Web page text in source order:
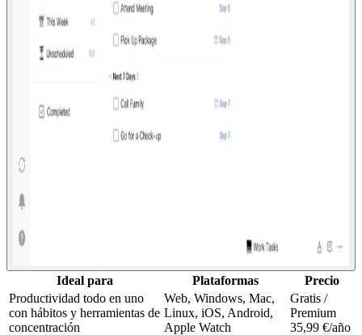
Ideal para Plataformas
Precio
Productividad todo en uno
con hábitos y herramientas de
concentración
Web, Windows, Mac,
Linux, iOS, Android,
Apple Watch
Gratis /
Premium
35,99 €/año